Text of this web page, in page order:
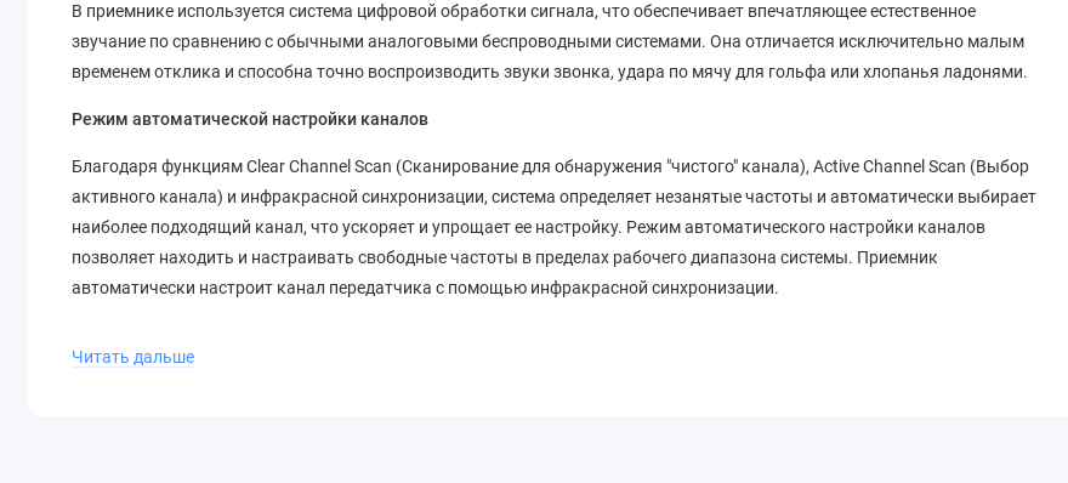
В приемнике используется система цифровой обработки сигнала, что обеспечивает впечатляющее естественное
звучание по сравнению с обычными аналоговыми беспроводными системами. Она отличается исключительно малым
временем отклика и способна точно воспроизводить звуки звонка, удара по мячу для гольфа или хлопанья ладонями.
Режим автоматической настройки каналов
Благодаря функциям Clear Channel Scan (Сканирование для обнаружения "чистого" канала), Active Channel Scan (Выбор
активного канала) и инфракрасной синхронизации, система определяет незанятые частоты и автоматически выбирает
наиболее подходящий канал, что ускоряет и упрощает ее настройку. Режим автоматического настройки каналов
позволяет находить и настраивать свободные частоты в пределах рабочего диапазона системы. Приемник
автоматически настроит канал передатчика с помощью инфракрасной синхронизации.
Читать дальше